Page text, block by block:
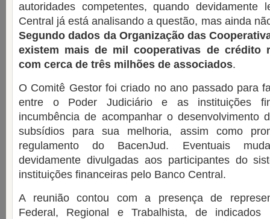
autoridades competentes, quando devidamente
Central já está analisando a questão, mas ainda
Segundo dados da Organização das
existem mais de mil cooperativas de crédito
com cerca de três milhões de associados.
O Comitê Gestor foi criado no ano passado para
entre o Poder Judiciário e as instituições
incumbência de acompanhar o desenvolvimento
subsídios para sua melhoria, assim como
regulamento do BacenJud. Eventuais
devidamente divulgadas aos participantes do
instituições financeiras pelo Banco Central.
A reunião contou com a presença de
Federal, Regional e Trabalhista, de indicados